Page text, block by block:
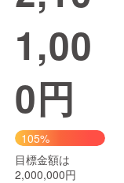
Creation
1,00
0円
105%
目標金額は
2,000,000円